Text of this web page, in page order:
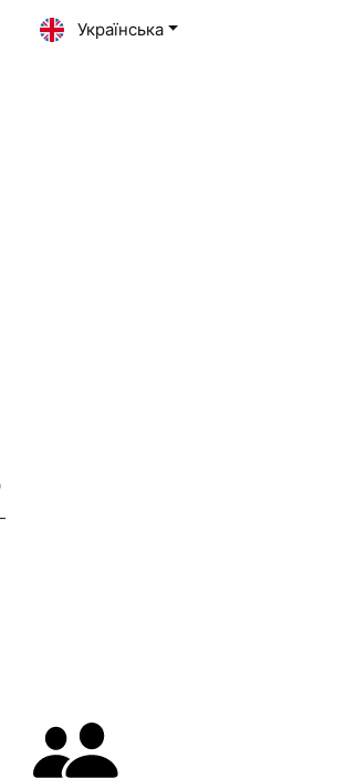
Українська